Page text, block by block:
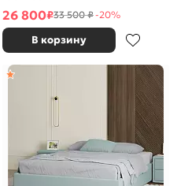
26 800₽33 500 ₽-20%
В корзину